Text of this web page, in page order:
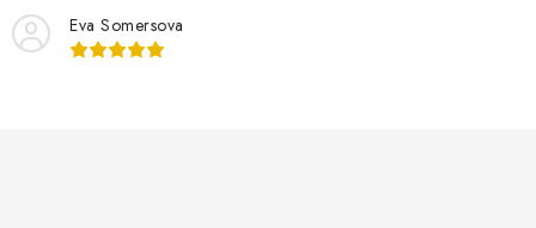
Eva Somersova